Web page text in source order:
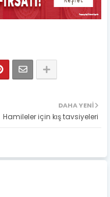
DAHA YENI
Hamileler için kış tavsiyeleri